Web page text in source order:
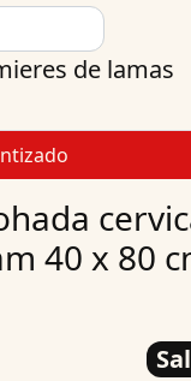
de lamas
40 x 80